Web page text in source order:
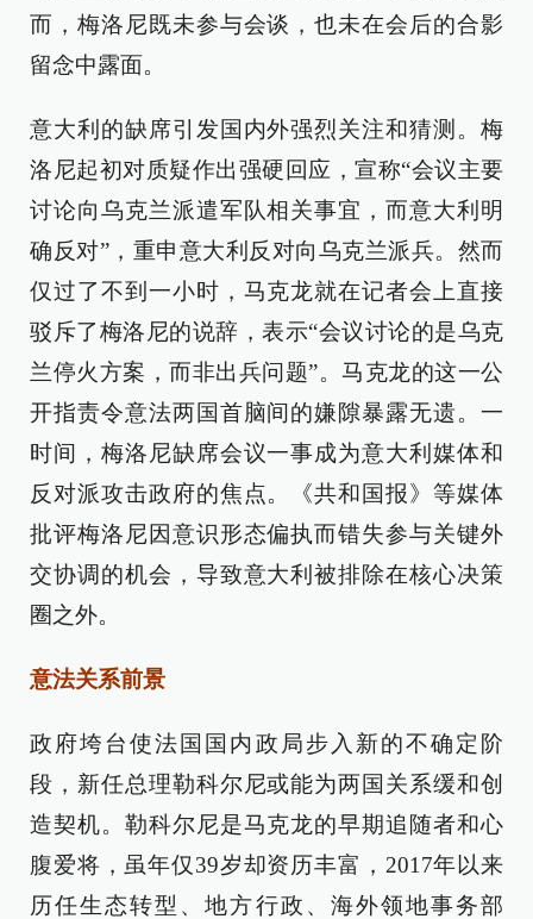
而，梅洛尼既未参与会谈，也未在会后的合影
留念中露面。
意大利的缺席引发国内外强烈关注和猜测。梅
洛尼起初对质疑作出强硬回应，宣称“会议主要
讨论向乌克兰派遣军队相关事宜，而意大利明
确反对”，重申意大利反对向乌克兰派兵。然而
仅过了不到一小时，马克龙就在记者会上直接
驳斥了梅洛尼的说辞，表示“会议讨论的是乌克
兰停火方案，而非出兵问题”。马克龙的这一公
开指责令意法两国首脑间的嫌隙暴露无遗。一
时间，梅洛尼缺席会议一事成为意大利媒体和
反对派攻击政府的焦点。《共和国报》等媒体
批评梅洛尼因意识形态偏执而错失参与关键外
交协调的机会，导致意大利被排除在核心决策
圈之外。
意法关系前景
政府垮台使法国国内政局步入新的不确定阶
段，新任总理勒科尔尼或能为两国关系缓和创
造契机。勒科尔尼是马克龙的早期追随者和心
腹爱将，虽年仅39岁却资历丰富，2017年以来
历任生态转型、地方行政、海外领地事务部